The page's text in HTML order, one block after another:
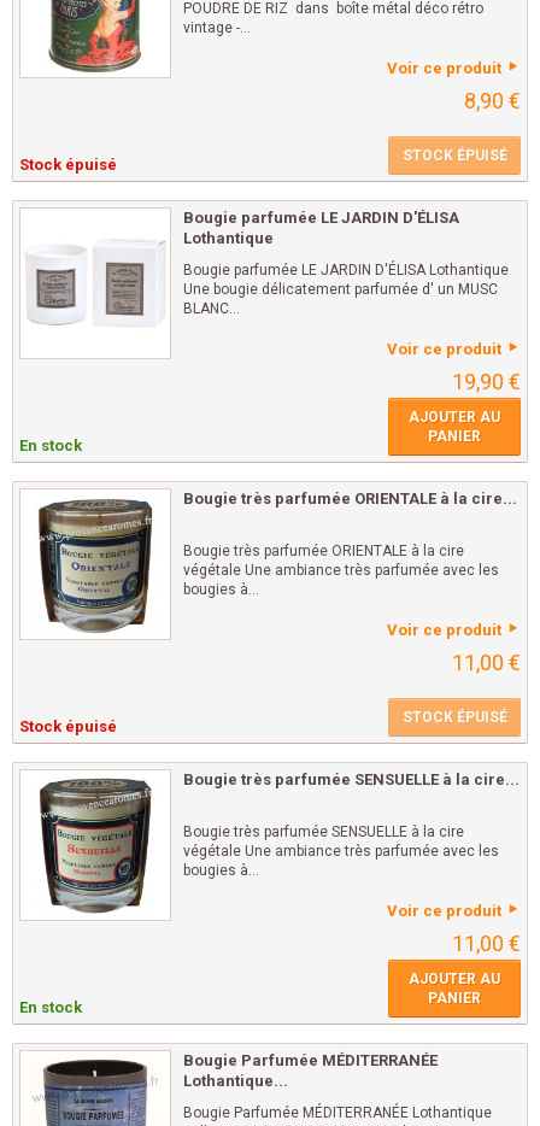
POUDRE DE RIZ dans boîte métal déco rétro
vintage -...
Voir ce produit
8,90 €
Stock épuisé STOCK ÉPUISÉ
Bougie parfumée LE JARDIN D'ÉLISA
Lothantique
Bougie parfumée LE JARDIN D'ÉLISA Lothantique
Une bougie délicatement parfumée d' un MUSC
BLANC...
Voir ce produit
19,90 €
En stock
AJOUTER AU
PANIER
Bougie très parfumée ORIENTALE à la cire...
Bougie très parfumée ORIENTALE à la cire
végétale Une ambiance très parfumée avec les
bougies à...
Voir ce produit
11,00 €
Stock épuisé STOCK ÉPUISÉ
Bougie très parfumée SENSUELLE à la cire...
Bougie très parfumée SENSUELLE à la cire
végétale Une ambiance très parfumée avec les
bougies à...
Voir ce produit
11,00 €
En stock
AJOUTER AU
PANIER
Bougie Parfumée MÉDITERRANÉE
Lothantique...
Bougie Parfumée MÉDITERRANÉE Lothantique